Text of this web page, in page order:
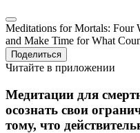
Meditations for Mortals: Four
and Make Time for What
Поделиться
Читайте в приложении
Медитации для
осознать свои
тому, что